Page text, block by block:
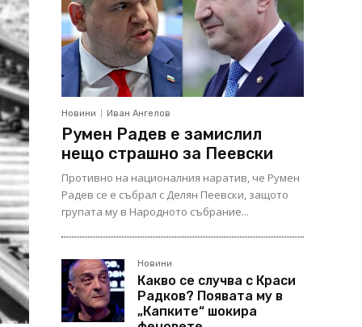
Новини Иван Ангелов
Румен Радев е замислил
нещо страшно за Пеевски
Противно на националния наратив, че Румен
Радев се е събрал с Делян Пеевски, защото
групата му в Народното събрание...
Новини
Какво се случва с Краси
Радков? Появата му в
„Капките“ шокира